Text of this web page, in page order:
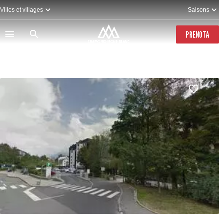
Salta
al
contenuto
principale
Villes et villages Saisons
PRENOTA